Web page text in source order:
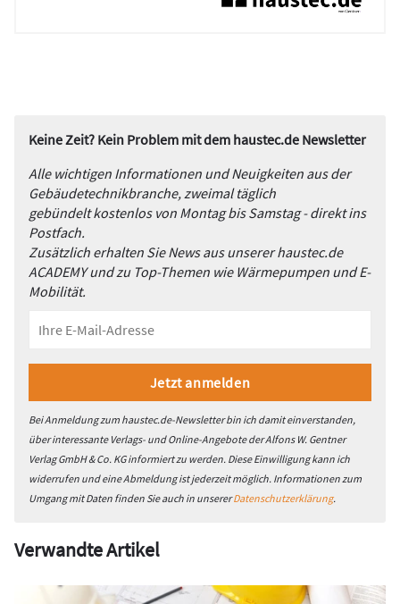
Keine Zeit? Kein Problem mit dem haustec.de Newsletter
Alle wichtigen Informationen und Neuigkeiten aus der
Gebäudetechnikbranche, zweimal täglich
gebündelt kostenlos von Montag bis Samstag - direkt ins
Postfach.
Zusätzlich erhalten Sie News aus unserer haustec.de
ACADEMY und zu Top-Themen wie Wärmepumpen und E-
Mobilität.
Bei Anmeldung zum haustec.de-Newsletter bin ich damit einverstanden,
über interessante Verlags- und Online-Angebote der Alfons W. Gentner
Verlag GmbH & Co. KG informiert zu werden. Diese Einwilligung kann ich
widerrufen und eine Abmeldung ist jederzeit möglich. Informationen zum
Umgang mit Daten finden Sie auch in unsererDatenschutzerklärung.
Verwandte Artikel